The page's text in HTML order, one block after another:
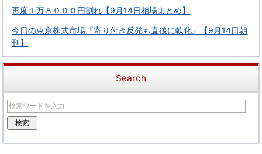
再度１万８０００円割れ【9月14日相場まとめ】
今日の東京株式市場『寄り付き反発も直後に軟化』【9月14日朝
刊】
Search